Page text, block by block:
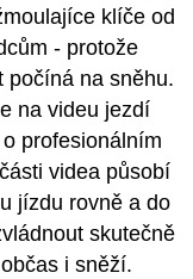
klíče od
- protože
počíná na sněhu.
na videu jezdí
profesionálním
videa působí
jízdu rovně a do
skutečně
i sněží.